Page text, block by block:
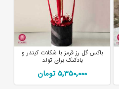
باکس گل رز قرمز با شکلات کیندر و
بادکنک برای تولد
5٬350٬000 تومان